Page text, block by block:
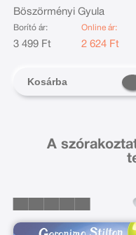
hadművelet
Böszörményi Gyula
Borító ár:
3 499 Ft
Online ár:
2 624 Ft
Kosárba
A